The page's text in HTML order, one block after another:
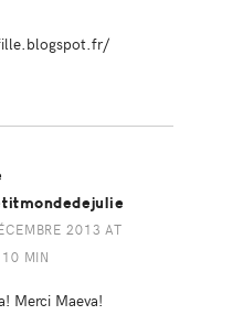
2013 AT
MIN
Merci Maeva!